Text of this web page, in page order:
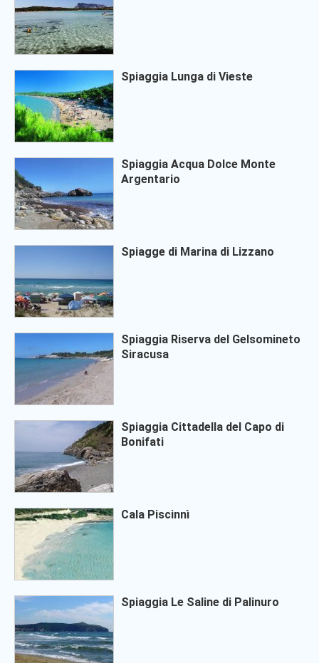
Spiaggia Lunga di Vieste
Spiaggia Acqua Dolce Monte
Argentario
Spiagge di Marina di Lizzano
Spiaggia Riserva del Gelsomineto
Siracusa
Spiaggia Cittadella del Capo di
Bonifati
Cala Piscinnì
Spiaggia Le Saline di Palinuro